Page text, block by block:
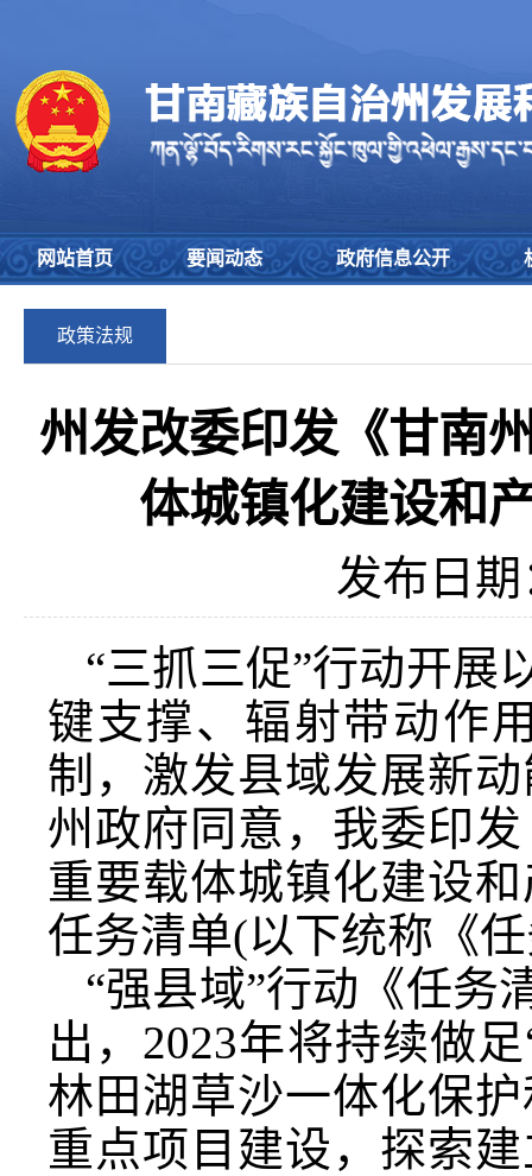
网站首页 要闻动态 政府信息公开
政策法规
州发改委印发《甘南
体城镇化建设和
发布日
“三抓三促”行动开展
键支撑、辐射带动作
制，激发县域发展新
州政府同意，我委印
重要载体城镇化建设
任务清单(以下统称《
“强县域”行动《任务
出，2023年将持续做
林田湖草沙一体化保
重点项目建设，探索